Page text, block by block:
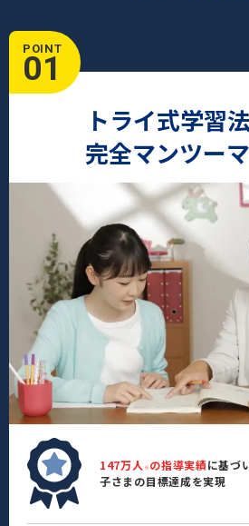
POINT
01
トライ式学習
完全マンツー
147万人 ※ の指導実績に基づ
子さまの目標達成を実現